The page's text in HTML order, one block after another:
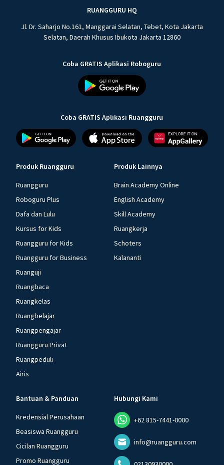
RUANGGURU HQ
Jl. Dr. Saharjo No.161, Manggarai Selatan, Tebet, Kota Jakarta
Selatan, Daerah Khusus Ibukota Jakarta 12860
Coba GRATIS Aplikasi Roboguru
Coba GRATIS Aplikasi Ruangguru
Produk Ruangguru
Ruangguru
Roboguru Plus
Dafa dan Lulu
Kursus for Kids
Ruangguru for Kids
Ruangguru for Business
Ruanguji
Ruangbaca
Ruangkelas
Ruangbelajar
Ruangpengajar
Ruangguru Privat
Ruangpeduli
Airis
Produk Lainnya
Brain Academy Online
English Academy
Skill Academy
Ruangkerja
Schoters
Kalananti
Bantuan & Panduan
Kredensial Perusahaan
Beasiswa Ruangguru
Cicilan Ruangguru
Promo Ruangguru
Hubungi Kami
+62 815-7441-0000
info@ruangguru.com